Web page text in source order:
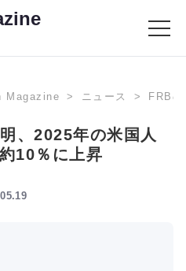
Magazine ニュース FRB
、2025年の米国人
10％に上昇